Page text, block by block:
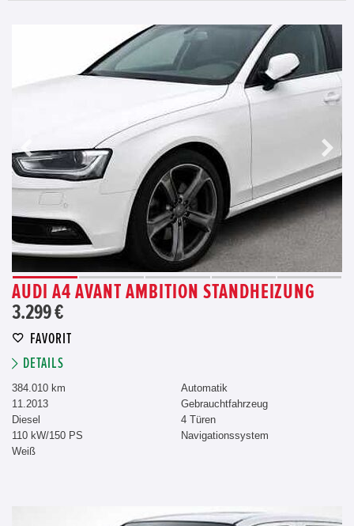
AUDI A4 AVANT AMBITION STANDHEIZUNG
3.299 €
FAVORIT
DETAILS
384.010 km
11.2013
Diesel
110 kW/150 PS
Weiß
Automatik
Gebrauchtfahrzeug
4 Türen
Navigationssystem